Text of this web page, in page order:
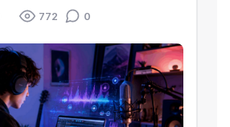
772 0